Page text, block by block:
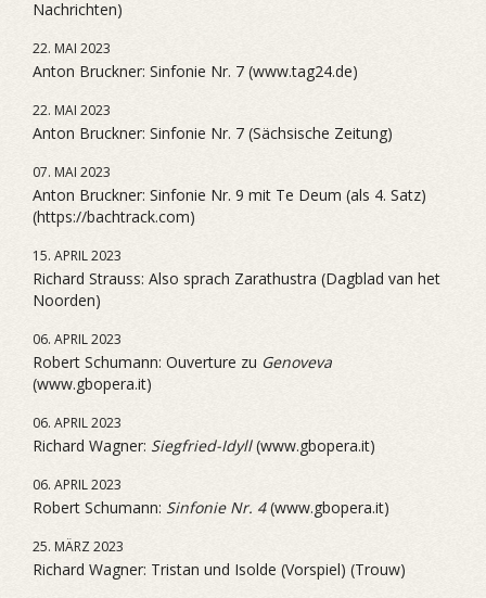
Nachrichten)
22. MAI 2023
Anton Bruckner: Sinfonie Nr. 7 (www.tag24.de)
22. MAI 2023
Anton Bruckner: Sinfonie Nr. 7 (Sächsische Zeitung)
07. MAI 2023
Anton Bruckner: Sinfonie Nr. 9 mit Te Deum (als 4. Satz)
(https://bachtrack.com)
15. APRIL 2023
Richard Strauss: Also sprach Zarathustra (Dagblad van het
Noorden)
06. APRIL 2023
Robert Schumann: Ouverture zu Genoveva
(www.gbopera.it)
06. APRIL 2023
Richard Wagner: Siegfried-Idyll(www.gbopera.it)
06. APRIL 2023
Robert Schumann: Sinfonie Nr. 4(www.gbopera.it)
25. MÄRZ 2023
Richard Wagner: Tristan und Isolde (Vorspiel) (Trouw)